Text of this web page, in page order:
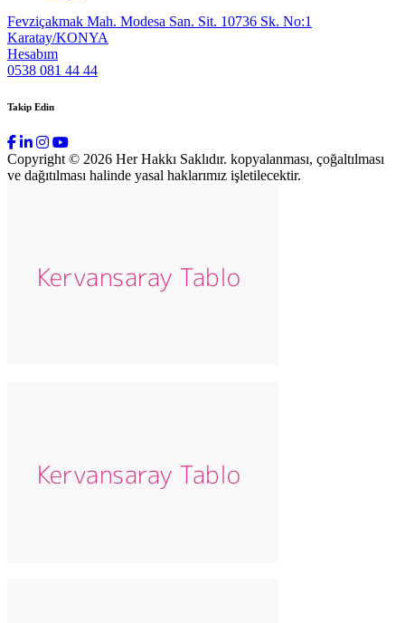
Fevziçakmak Mah. Modesa San. Sit. 10736 Sk. No:1
Karatay/KONYA
Hesabım
0538 081 44 44
Takip Edin
Copyright © 2026 Her Hakkı Saklıdır. kopyalanması, çoğaltılması
ve dağıtılması halinde yasal haklarımız işletilecektir.